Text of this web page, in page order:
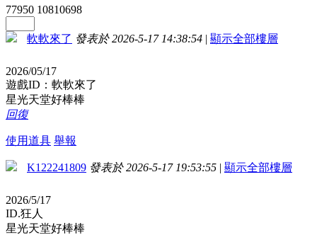
77950 10810698
軟軟來了 發表於 2026-5-17 14:38:54 | 顯示全部樓層
2026/05/17
遊戲ID：軟軟來了
星光天堂好棒棒
回復
使用道具 舉報
K122241809 發表於 2026-5-17 19:53:55 | 顯示全部樓層
2026/5/17
ID.狂人
星光天堂好棒棒